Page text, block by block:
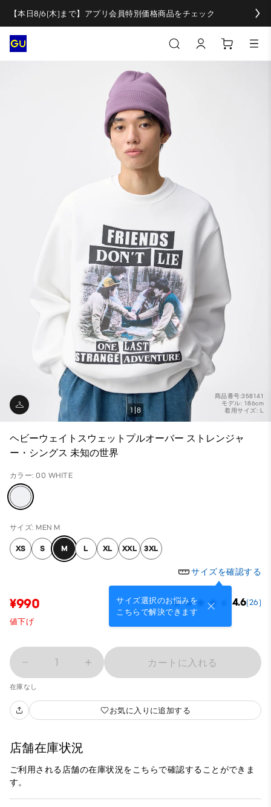
【本日8/6(木)まで】アプリ会員特別価格商品をチェック
商品番号:358141
モデル: 186cm
着用サイズ: L
1 8
ヘビーウェイトスウェットプルオーバー ストレンジャ
ー・シングス 未知の世界
カラー: 00 WHITE
サイズ: MEN M
XS S M L XL XXL 3XL
サイズを確認する
サイズ選択のお悩みを
こちらで解決できます
¥990 4.6(26)
値下げ
1 カートに入れる
在庫なし
お気に入りに追加する
店舗在庫状況
ご利用される店舗の在庫状況をこちらで確認することができま
す。